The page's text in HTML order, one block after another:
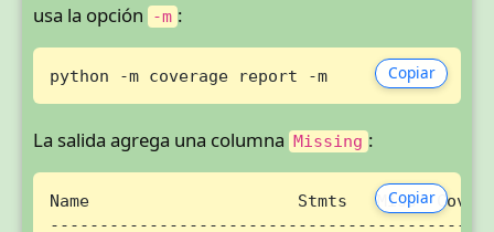
usa la opción
-m :
Copiar
python -m coverage report -m
La salida agrega una columna Missing :
Copiar
Name                     Stmts   Miss  Cover